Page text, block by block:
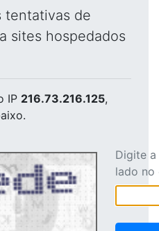
tentativas de
sites hospedados
IP 216.73.216.125,
Digite
lado no